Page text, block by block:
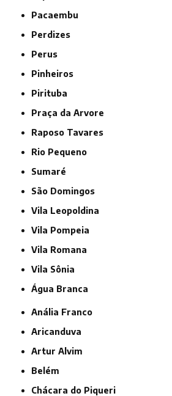
Pacaembu
Perdizes
Perus
Pinheiros
Pirituba
Praça da Arvore
Raposo Tavares
Rio Pequeno
Sumaré
São Domingos
Vila Leopoldina
Vila Pompeia
Vila Romana
Vila Sônia
Água Branca
Anália Franco
Aricanduva
Artur Alvim
Belém
Chácara do Piqueri